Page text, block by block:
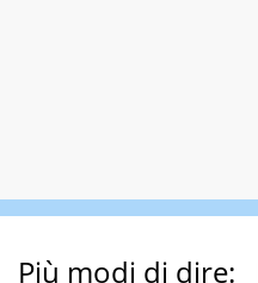
Più modi di dire: